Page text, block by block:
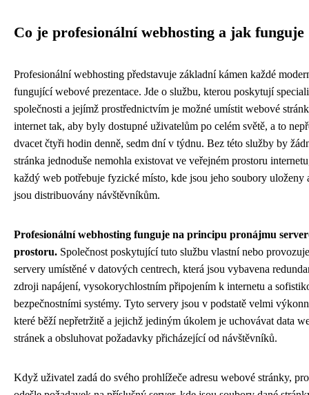
Co je profesionální webhosting a jak funguje
Profesionální webhosting představuje základní kámen každé
fungující webové prezentace. Jde o službu, kterou poskytují
společnosti a jejímž prostřednictvím je možné umístit webové
internet tak, aby byly dostupné uživatelům po celém světě, a to
dvacet čtyři hodin denně, sedm dní v týdnu. Bez této služby by
stránka jednoduše nemohla existovat ve veřejném prostoru
každý web potřebuje fyzické místo, kde jsou jeho soubory uloženy
jsou distribuovány návštěvníkům.
Profesionální webhosting funguje na principu pronájmu
prostoru. Společnost poskytující tuto službu vlastní nebo
servery umístěné v datových centrech, která jsou vybavena
zdroji napájení, vysokorychlostním připojením k internetu a
bezpečnostními systémy. Tyto servery jsou v podstatě velmi
které běží nepřetržitě a jejichž jediným úkolem je uchovávat data
stránek a obsluhovat požadavky přicházející od návštěvníků.
Když uživatel zadá do svého prohlížeče adresu webové stránky,